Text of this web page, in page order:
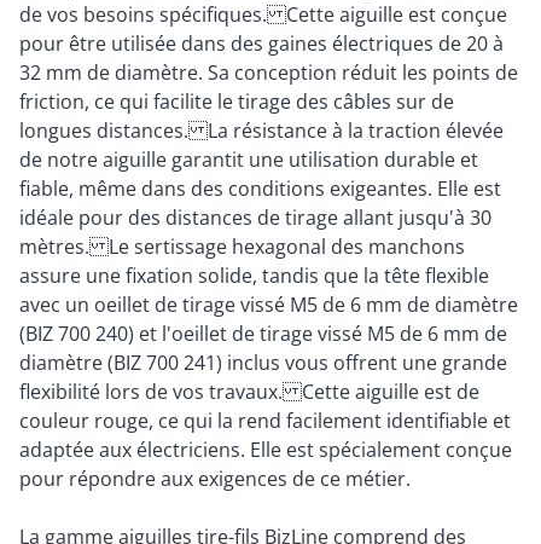
de vos besoins spécifiques. Cette aiguille est conçue
pour être utilisée dans des gaines électriques de 20 à
32 mm de diamètre. Sa conception réduit les points de
friction, ce qui facilite le tirage des câbles sur de
longues distances. La résistance à la traction élevée
de notre aiguille garantit une utilisation durable et
fiable, même dans des conditions exigeantes. Elle est
idéale pour des distances de tirage allant jusqu'à 30
mètres. Le sertissage hexagonal des manchons
assure une fixation solide, tandis que la tête flexible
avec un oeillet de tirage vissé M5 de 6 mm de diamètre
(BIZ 700 240) et l'oeillet de tirage vissé M5 de 6 mm de
diamètre (BIZ 700 241) inclus vous offrent une grande
flexibilité lors de vos travaux. Cette aiguille est de
couleur rouge, ce qui la rend facilement identifiable et
adaptée aux électriciens. Elle est spécialement conçue
pour répondre aux exigences de ce métier.
La gamme aiguilles tire-fils BizLine comprend des